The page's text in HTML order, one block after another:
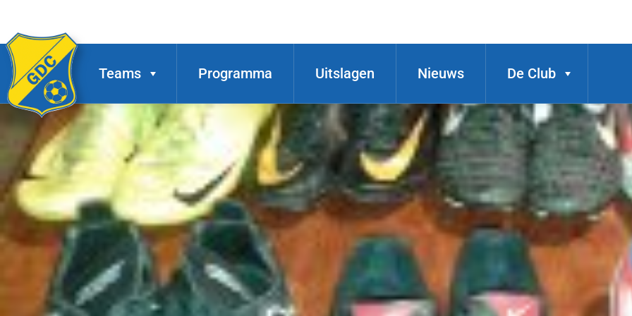
Teams Programma Uitslagen Nieuws De Club